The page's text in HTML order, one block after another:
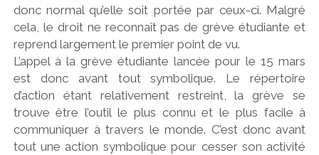
donc normal qu’elle soit portée par ceux-ci. Malgré
cela, le droit ne reconnaît pas de grève étudiante et
reprend largement le premier point de vu.
L’appel à la grève étudiante lancée pour le 15 mars
est donc avant tout symbolique. Le répertoire
d’action étant relativement restreint, la grève se
trouve être l’outil le plus connu et le plus facile à
communiquer à travers le monde. C’est donc avant
tout une action symbolique pour cesser son activité